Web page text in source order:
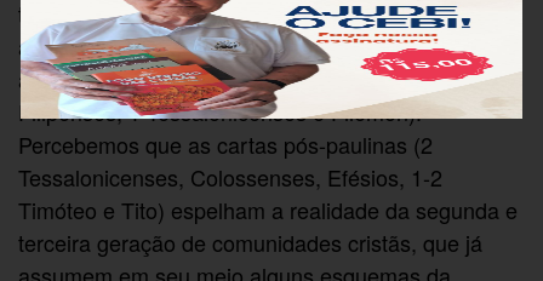
tornassem mais claros, pois fizemos uma
aproximação ao Paulo histórico a partir das cartas
autênticas (Romanos, 1-2 Coríntios. Gálatas,
Filipenses, 1 Tessalonicenses e Filemon).
Percebemos que as cartas pós-paulinas (2
Tessalonicenses, Colossenses, Efésios, 1-2
Timóteo e Tito) espelham a realidade da segunda e
terceira geração de comunidades cristãs, que já
assumem em seu meio alguns esquemas da